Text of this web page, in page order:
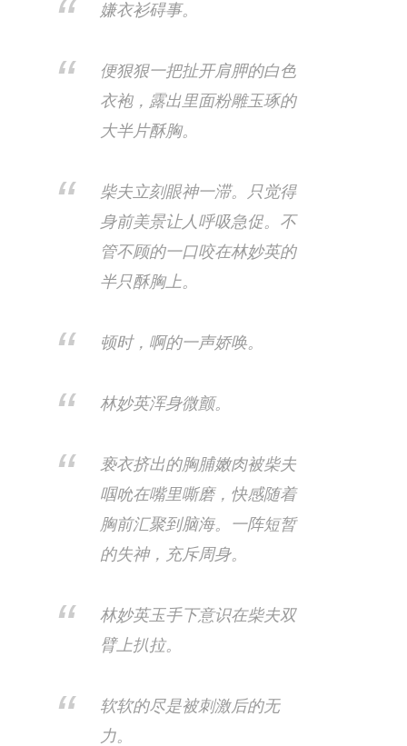
嫌衣衫碍事。
便狠狠一把扯开肩胛的白色
衣袍，露出里面粉雕玉琢的
大半片酥胸。
柴夫立刻眼神一滞。只觉得
身前美景让人呼吸急促。不
管不顾的一口咬在林妙英的
半只酥胸上。
顿时，啊的一声娇唤。
林妙英浑身微颤。
亵衣挤出的胸脯嫩肉被柴夫
啯吮在嘴里嘶磨，快感随着
胸前汇聚到脑海。一阵短暂
的失神，充斥周身。
林妙英玉手下意识在柴夫双
臂上扒拉。
软软的尽是被刺激后的无
力。